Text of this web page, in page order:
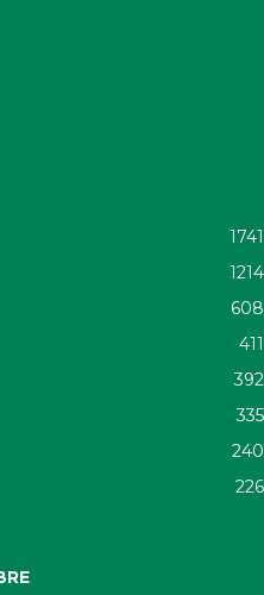
1741
1214
608
411
392
335
240
226